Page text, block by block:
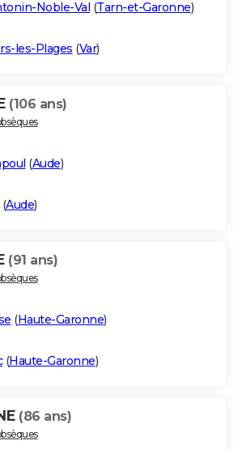
Noble-Val (Tarn-et-Garonne)
les-Plages (Var)
(106 ans)
(Aude)
(Aude)
(91 ans)
(Haute-Garonne)
(Haute-Garonne)
(86 ans)